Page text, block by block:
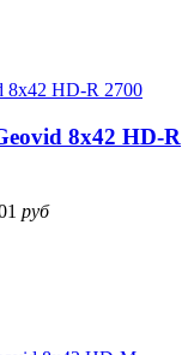
8x42 HD-R
руб